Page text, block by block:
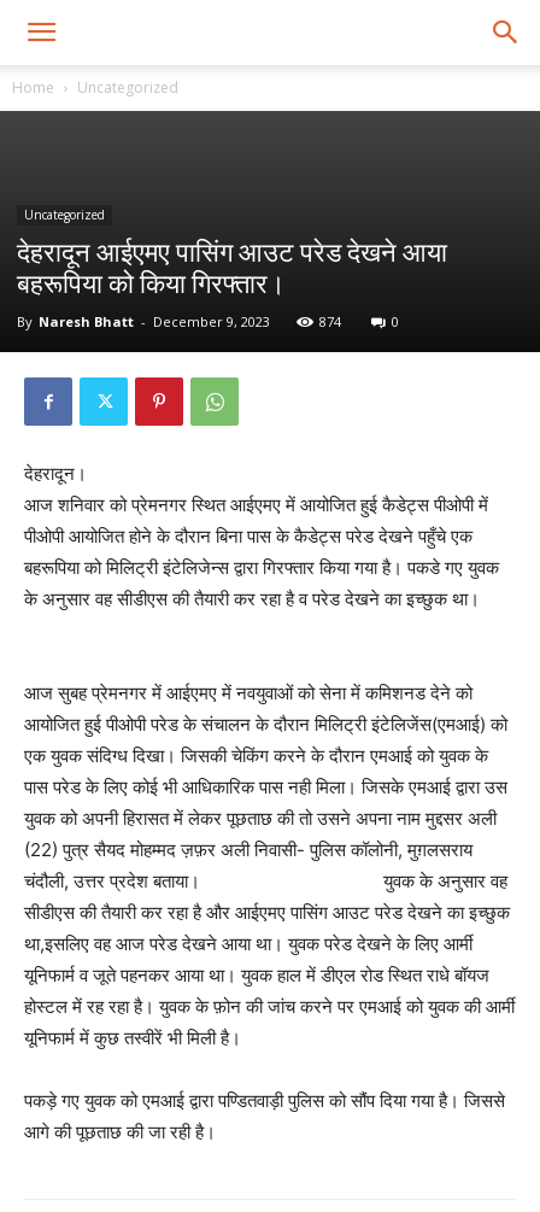
Home Uncategorized
Uncategorized
देहरादून आईएमए पासिंग आउट परेड देखने आया
बहरूपिया को किया गिरफ्तार।
By Naresh Bhatt - December 9, 2023 874 0
देहरादून।
आज शनिवार को प्रेमनगर स्थित आईएमए में आयोजित हुई कैडेट्स पीओपी में
पीओपी आयोजित होने के दौरान बिना पास के कैडेट्स परेड देखने पहुँचे एक
बहरूपिया को मिलिट्री इंटेलिजेन्स द्वारा गिरफ्तार किया गया है। पकडे गए युवक
के अनुसार वह सीडीएस की तैयारी कर रहा है व परेड देखने का इच्छुक था।
आज सुबह प्रेमनगर में आईएमए में नवयुवाओं को सेना में कमिशनड देने को
आयोजित हुई पीओपी परेड के संचालन के दौरान मिलिट्री इंटेलिजेंस(एमआई) को
एक युवक संदिग्ध दिखा। जिसकी चेकिंग करने के दौरान एमआई को युवक के
पास परेड के लिए कोई भी आधिकारिक पास नही मिला। जिसके एमआई द्वारा उस
युवक को अपनी हिरासत में लेकर पूछताछ की तो उसने अपना नाम मुद्दसर अली
(22) पुत्र सैयद मोहम्मद ज़फ़र अली निवासी- पुलिस कॉलोनी, मुग़लसराय
चंदौली, उत्तर प्रदेश बताया।
युवक के अनुसार वह
सीडीएस की तैयारी कर रहा है और आईएमए पासिंग आउट परेड देखने का इच्छुक
था,इसलिए वह आज परेड देखने आया था। युवक परेड देखने के लिए आर्मी
यूनिफार्म व जूते पहनकर आया था। युवक हाल में डीएल रोड स्थित राधे बॉयज
होस्टल में रह रहा है। युवक के फ़ोन की जांच करने पर एमआई को युवक की आर्मी
यूनिफार्म में कुछ तस्वीरें भी मिली है।
पकड़े गए युवक को एमआई द्वारा पण्डितवाड़ी पुलिस को सौंप दिया गया है। जिससे
आगे की पूछताछ की जा रही है।